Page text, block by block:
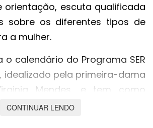
orientação, escuta qualificada
sobre os diferentes tipos de
a mulher.
calendário do Programa SER
idealizado pela primeira-dama
Mendes, e tem como
o acesso da população a
CONTINUAR LENDO